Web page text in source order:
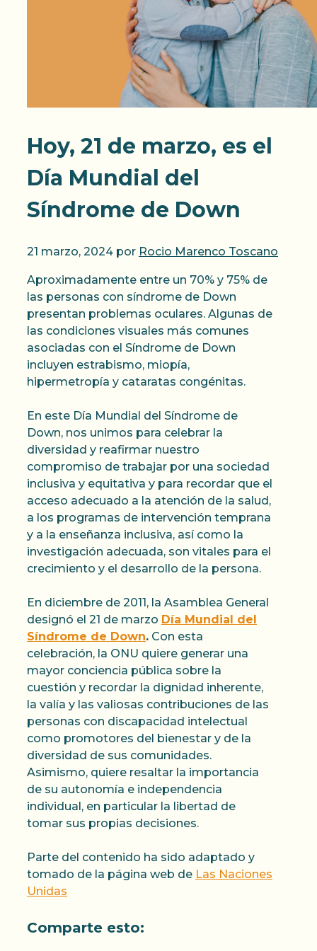
Hoy, 21 de marzo, es el
Día Mundial del
Síndrome de Down
21 marzo, 2024 por Rocio Marenco Toscano
Aproximadamente entre un 70% y 75% de
las personas con síndrome de Down
presentan problemas oculares. Algunas de
las condiciones visuales más comunes
asociadas con el Síndrome de Down
incluyen estrabismo, miopía,
hipermetropía y cataratas congénitas.
En este Día Mundial del Síndrome de
Down, nos unimos para celebrar la
diversidad y reafirmar nuestro
compromiso de trabajar por una sociedad
inclusiva y equitativa y para recordar que el
acceso adecuado a la atención de la salud,
a los programas de intervención temprana
y a la enseñanza inclusiva, así como la
investigación adecuada, son vitales para el
crecimiento y el desarrollo de la persona.
En diciembre de 2011, la Asamblea General
designó el 21 de marzo Día Mundial del
Síndrome de Down. Con esta
celebración, la ONU quiere generar una
mayor conciencia pública sobre la
cuestión y recordar la dignidad inherente,
la valía y las valiosas contribuciones de las
personas con discapacidad intelectual
como promotores del bienestar y de la
diversidad de sus comunidades.
Asimismo, quiere resaltar la importancia
de su autonomía e independencia
individual, en particular la libertad de
tomar sus propias decisiones.
Parte del contenido ha sido adaptado y
tomado de la página web de Las Naciones
Unidas
Comparte esto: